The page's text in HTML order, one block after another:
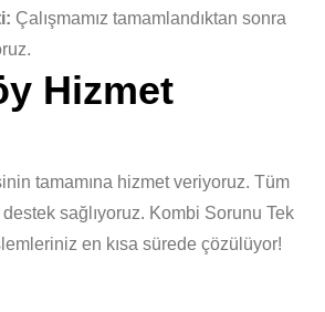
Çalışmamız tamamlandıktan sonra
Hizmet
tamamına hizmet veriyoruz. Tüm
sağlıyoruz. Kombi Sorunu Tek
en kısa sürede çözülüyor!